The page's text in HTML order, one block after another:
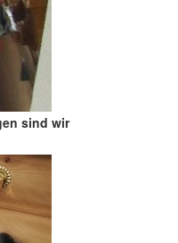
sind wir